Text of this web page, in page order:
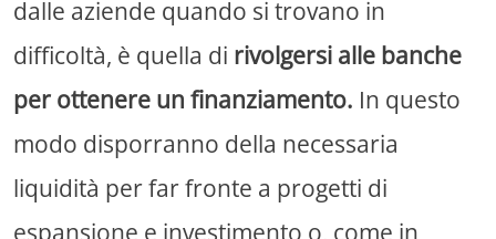
dalle aziende quando si trovano in
difficoltà, è quella di rivolgersi alle banche
per ottenere un finanziamento. In questo
modo disporranno della necessaria
liquidità per far fronte a progetti di
espansione e investimento o, come in